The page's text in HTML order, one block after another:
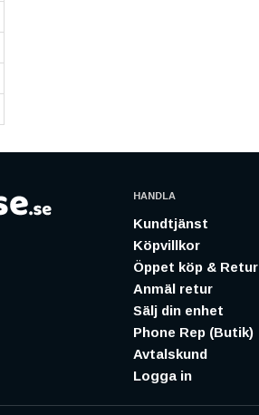
HANDLA
Kundtjänst
Köpvillkor
Öppet köp & Retur
Anmäl retur
Sälj din enhet
Phone Rep (Butik)
Avtalskund
Logga in